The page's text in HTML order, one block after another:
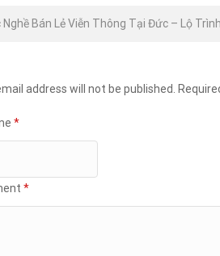
Nghề Bán Lẻ Viễn Thông Tại Đức – Lộ
address will not be published.
*
*